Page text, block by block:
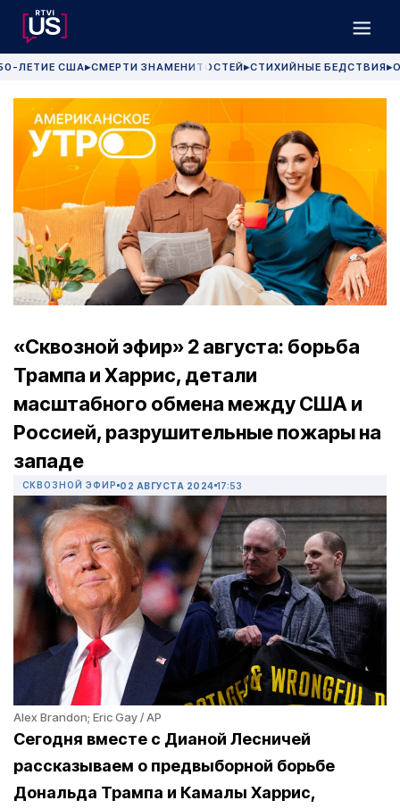
ЛЕТИЕ США▶СМЕРТИ ЗНАМЕНИТОСТЕЙ▶СТИХИЙНЫЕ БЕДСТВИЯ▶
«Сквозной эфир» 2 августа: борьба
Трампа и Харрис, детали
масштабного обмена между США и
Россией, разрушительные пожары на
западе
СКВОЗНОЙ ЭФИР 02 АВГУСТА 2024 17:53
Alex Brandon; Eric Gay / AP
Сегодня вместе с Дианой Лесничей
рассказываем о предвыборной борьбе
Дональда Трампа и Камалы Харрис,